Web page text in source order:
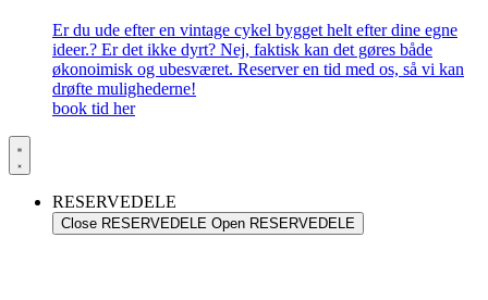
Er du ude efter en vintage cykel bygget helt efter dine egne
ideer.? Er det ikke dyrt? Nej, faktisk kan det gøres både
økonoimisk og ubesværet. Reserver en tid med os, så vi kan
drøfte mulighederne!
book tid her
RESERVEDELE
Close RESERVEDELE Open RESERVEDELE